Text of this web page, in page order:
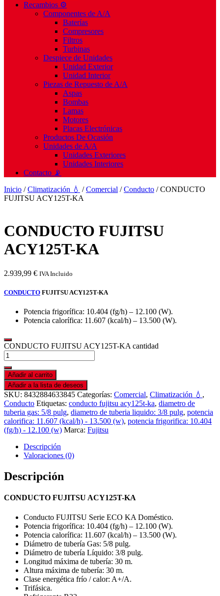
Recambios ⚙️
Componentes de A/A
Baterías
Compresores
Filtros
Turbinas
Despiece de Unidades
Unidad Exterior
Unidad Interior
Piezas de Repuesto de A/A
Aspas
Bombas
Lamas
Motores
Placas Electrónicas
Productos De Ocasión
Unidades de A/A
Unidades Exteriores
Unidades Interiores
Contacto 📡
Inicio /Climatización 💧 /Comercial /Conducto / CONDUCTO
FUJITSU ACY125T-KA
CONDUCTO FUJITSU
ACY125T-KA
2.939,99 € IVA Incluido
CONDUCTO FUJITSU ACY125T-KA
Potencia frigorífica: 10.404 (fg/h) – 12.100 (W).
Potencia calorífica: 11.607 (kcal/h) – 13.500 (W).
CONDUCTO FUJITSU ACY125T-KA cantidad
Añadir al carrito
Añadir a la lista de deseos
SKU: 8432884633845 Categorías: Comercial, Climatización 💧 ,
Conducto Etiquetas: conducto fujitsu acy125t-ka, diametro de
tuberia gas: 5/8 pulg, diametro de tuberia liquido: 3/8 pulg, potencia
calorifica: 11.607 (kcal/h) - 13.500 (w), potencia frigorifica: 10.404
(fg/h) - 12.100 (w) Marca: Fujitsu
Descripción
Valoraciones (0)
Descripción
CONDUCTO FUJITSU ACY125T-KA
Conducto FUJITSU Serie ECO KA Doméstico.
Potencia frigorífica: 10.404 (fg/h) – 12.100 (W).
Potencia calorífica: 11.607 (kcal/h) – 13.500 (W).
Diámetro de tubería Gas: 5/8 pulg.
Diámetro de tubería Líquido: 3/8 pulg.
Longitud máxima de tubería: 30 m.
Altura máxima de tubería: 30 m.
Clase energética frío / calor: A+/A.
Trifásica.